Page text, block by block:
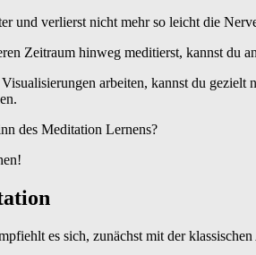
und verlierst nicht mehr so leicht die
Zeitraum hinweg meditierst, kannst du
arbeiten, kannst du gezielt
des Meditation Lernens?
es sich, zunächst mit der